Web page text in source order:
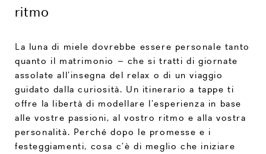
ritmo
La luna di miele dovrebbe essere personale tanto
quanto il matrimonio – che si tratti di giornate
assolate all’insegna del relax o di un viaggio
guidato dalla curiosità. Un itinerario a tappe ti
offre la libertà di modellare l’esperienza in base
alle vostre passioni, al vostro ritmo e alla vostra
personalità. Perché dopo le promesse e i
festeggiamenti, cosa c’è di meglio che iniziare